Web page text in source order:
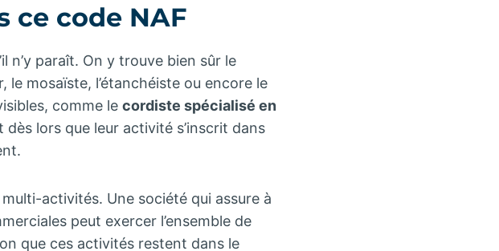
ce code NAF
n’y paraît. On y trouve bien sûr le
mosaïste, l’étanchéiste ou encore le
comme le cordiste spécialisé en
lors que leur activité s’inscrit dans
activités. Une société qui assure à
peut exercer l’ensemble de
que ces activités restent dans le